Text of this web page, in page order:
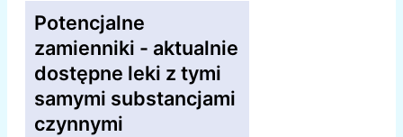
Potencjalne
zamienniki - aktualnie
dostępne leki z tymi
samymi substancjami
czynnymi